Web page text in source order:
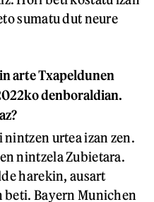
sumatu dut neure
arte Txapeldunen
denboraldian.
urtea izan zen.
nintzela Zubietara.
harekin, ausart
beti. Bayern Munichen